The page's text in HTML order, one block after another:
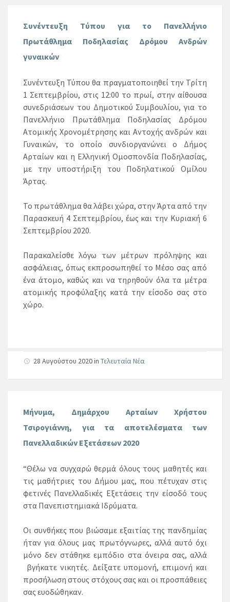
Συνέντευξη Τύπου για το Πανελλήνιο
Πρωτάθλημα Ποδηλασίας Δρόμου Ανδρών
γυναικών
Συνέντευξη Τύπου θα πραγματοποιηθεί την Τρίτη
1 Σεπτεμβρίου, στις 12:00 το πρωί, στην αίθουσα
συνεδριάσεων του Δημοτικού Συμβουλίου, για το
Πανελλήνιο Πρωτάθλημα Ποδηλασίας Δρόμου
Ατομικής Χρονομέτρησης και Αντοχής ανδρών και
Γυναικών, το οποίο συνδιοργανώνει ο Δήμος
Αρταίων και η Ελληνική Ομοσπονδία Ποδηλασίας,
με την υποστήριξη του Ποδηλατικού Ομίλου
Άρτας.
Το πρωτάθλημα θα λάβει χώρα, στην Άρτα από την
Παρασκευή 4 Σεπτεμβρίου, έως και την Κυριακή 6
Σεπτεμβρίου 2020.
Παρακαλείσθε λόγω των μέτρων πρόληψης και
ασφάλειας, όπως εκπροσωπηθεί το Μέσο σας από
ένα άτομο, καθώς και να τηρηθούν όλα τα μέτρα
ατομικής προφύλαξης κατά την είσοδο σας στο
χώρο.
28 Αυγούστου 2020in Τελευταία Νέα
Μήνυμα, Δημάρχου Αρταίων Χρήστου
Τσιρογιάννη, για τα αποτελέσματα των
Πανελλαδικών Εξετάσεων 2020
“Θέλω να συγχαρώ θερμά όλους τους μαθητές και
τις μαθήτριες του Δήμου μας, που πέτυχαν στις
φετινές Πανελλαδικές Εξετάσεις την είσοδό τους
στα Πανεπιστημιακά Ιδρύματα.
Οι συνθήκες που βιώσαμε εξαιτίας της πανδημίας
ήταν για όλους μας πρωτόγνωρες, αλλά αυτό όχι
μόνο δεν στάθηκε εμπόδιο στα όνειρα σας, αλλά
βγήκατε νικητές. Δείξατε υπομονή, επιμονή και
προσήλωση στους στόχους σας και οι προσπάθειες
σας ευοδώθηκαν.